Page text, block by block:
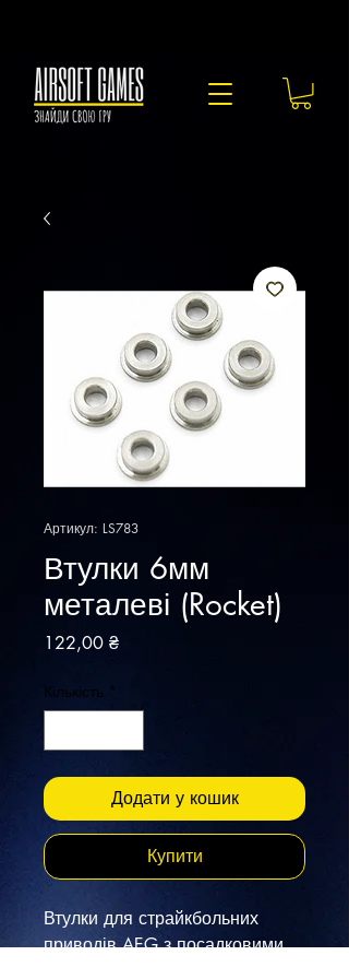
Артикул: LS783
Втулки 6мм
металеві (Rocket)
122,00 ₴Ціна
Кількість *
Додати у кошик
Купити
Втулки для страйкбольних
приводів AEG з посадковими